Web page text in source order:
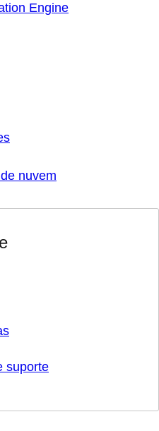
Engine
nuvem
suporte